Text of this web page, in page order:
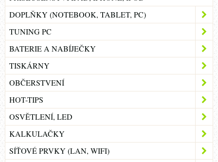
DOPLŇKY (NOTEBOOK, TABLET, PC)
TUNING PC
BATERIE A NABÍJEČKY
TISKÁRNY
OBČERSTVENÍ
HOT-TIPS
OSVĚTLENÍ, LED
KALKULAČKY
SÍŤOVÉ PRVKY (LAN, WIFI)